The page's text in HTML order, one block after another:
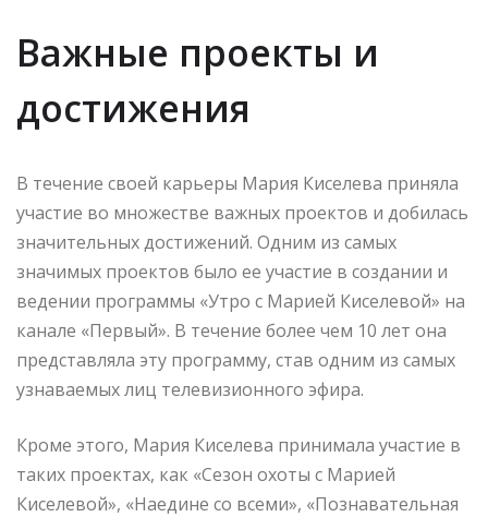
Важные проекты и
достижения
В течение своей карьеры Мария Киселева приняла
участие во множестве важных проектов и добилась
значительных достижений. Одним из самых
значимых проектов было ее участие в создании и
ведении программы «Утро с Марией Киселевой» на
канале «Первый». В течение более чем 10 лет она
представляла эту программу, став одним из самых
узнаваемых лиц телевизионного эфира.
Кроме этого, Мария Киселева принимала участие в
таких проектах, как «Сезон охоты с Марией
Киселевой», «Наедине со всеми», «Познавательная